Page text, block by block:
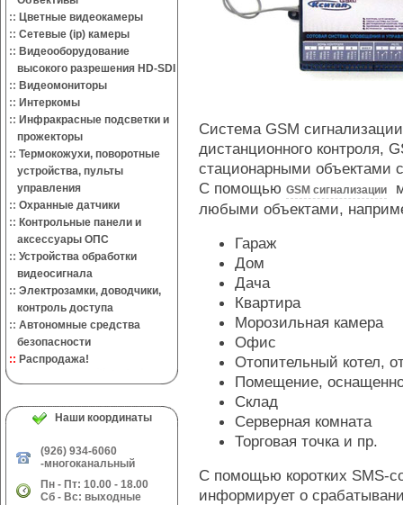
:: Цветные видеокамеры
:: Сетевые (ip) камеры
:: Видеооборудование
высокого разрешения HD-SDI
:: Видеомониторы
:: Интеркомы
:: Инфракрасные подсветки и
прожекторы
:: Термокожухи, поворотные
устройства, пульты
управления
:: Охранные датчики
:: Контрольные панели и
аксессуары ОПС
:: Устройства обработки
видеосигнала
:: Электрозамки, доводчики,
контроль доступа
:: Автономные средства
безопасности
:: Распродажа!
Наши координаты
(926) 934-6060
-многоканальный
Пн - Пт: 10.00 - 18.00
Сб - Вс: выходные
Система GSM
дистанционного контроля,
стационарными объектами
С помощью GSM сигнализации
любыми объектами,
Гараж
Дом
Дача
Квартира
Морозильная камера
Офис
Отопительный котел,
Помещение,
Склад
Серверная комната
Торговая точка и пр.
С помощью коротких SMS-
информирует о